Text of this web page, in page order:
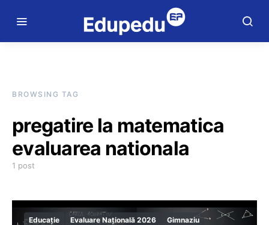
BROWSING TAG
pregatire la matematica
evaluarea nationala
1 post
Educație Evaluare Națională 2026 Gimnaziu